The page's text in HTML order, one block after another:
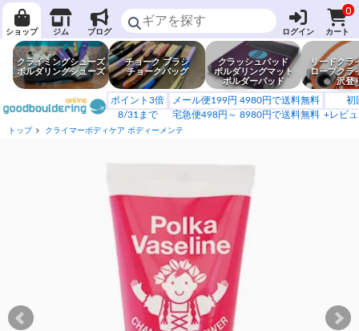
ショップ ジム ブログ ログイン
0
カート
クライミングシューズ
ボルダリングシューズ
チョーク ブラシ
チョークバッグ
クラッシュパッド
ボルダリングマット
ボルダーパッド
リードクラ
ロープクラ
沢登
ポイント3倍
8/31まで
メール便199円 4980円で送料無料
宅急便498円～ 8980円で送料無料
初
+レビ
トップ クライマーボディケア ボディーメンテ